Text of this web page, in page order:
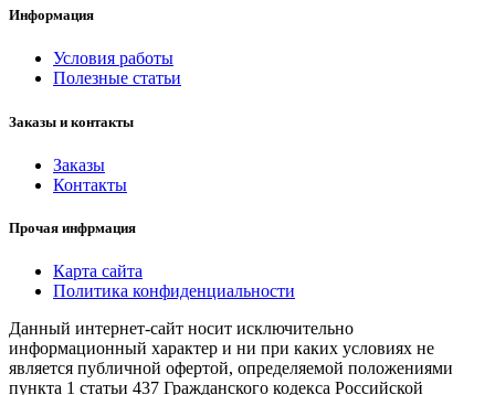
Информация
Условия работы
Полезные статьи
Заказы и контакты
Заказы
Контакты
Прочая инфрмация
Карта сайта
Политика конфиденциальности
Данный интернет-сайт носит исключительно
информационный характер и ни при каких условиях не
является публичной офертой, определяемой положениями
пункта 1 статьи 437 Гражданского кодекса Российской